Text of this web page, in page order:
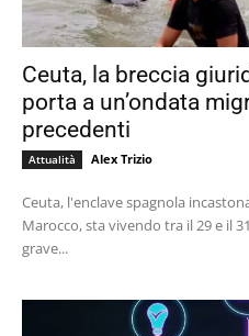
Ceuta, la breccia
porta a un’ondata
precedenti
Attualità Alex Trizio
Ceuta, l'enclave spagnola
Marocco, sta vivendo tra il 29 e il
grave...